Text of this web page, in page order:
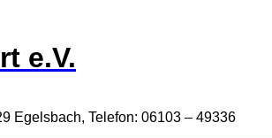
e.V.
Egelsbach, Telefon: 06103 – 49336